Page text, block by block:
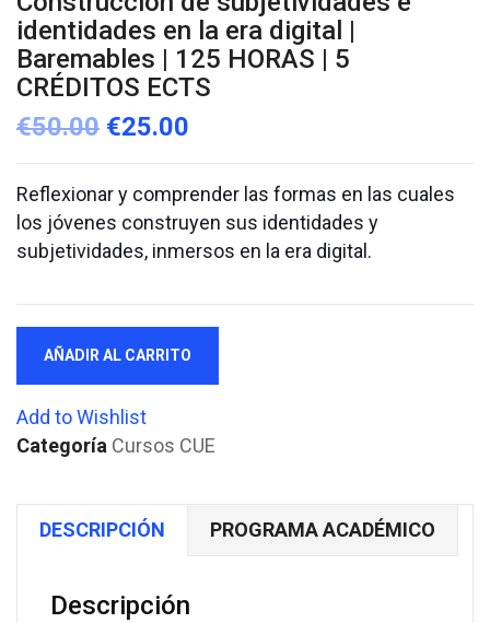
identidades en la era digital |
Baremables | 125 HORAS | 5
CRÉDITOS ECTS
€50.00 €25.00
Reflexionar y comprender las formas en las cuales
los jóvenes construyen sus identidades y
subjetividades, inmersos en la era digital.
Construcción
e
identidades
la
era
AÑADIR AL CARRITO
Add to Wishlist
Categoría Cursos CUE
DESCRIPCIÓN PROGRAMA ACADÉMICO
Descripción